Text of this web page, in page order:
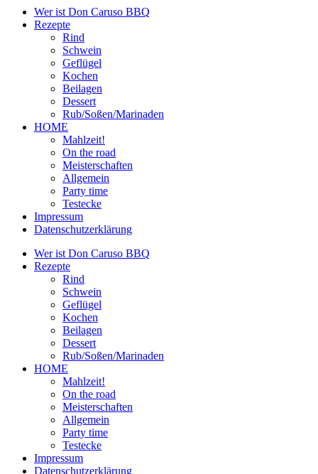
Wer ist Don Caruso BBQ
Rezepte
Rind
Schwein
Geflügel
Kochen
Beilagen
Dessert
Rub/Soßen/Marinaden
HOME
Mahlzeit!
On the road
Meisterschaften
Allgemein
Party time
Testecke
Impressum
Datenschutzerklärung
Wer ist Don Caruso BBQ
Rezepte
Rind
Schwein
Geflügel
Kochen
Beilagen
Dessert
Rub/Soßen/Marinaden
HOME
Mahlzeit!
On the road
Meisterschaften
Allgemein
Party time
Testecke
Impressum
Datenschutzerklärung